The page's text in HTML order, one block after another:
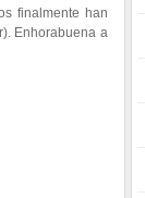
finalmente han
Enhorabuena a